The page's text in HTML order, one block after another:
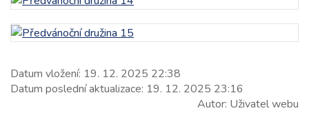
Datum vložení: 19. 12. 2025 22:38
Datum poslední aktualizace: 19. 12. 2025 23:16
Autor: Uživatel webu